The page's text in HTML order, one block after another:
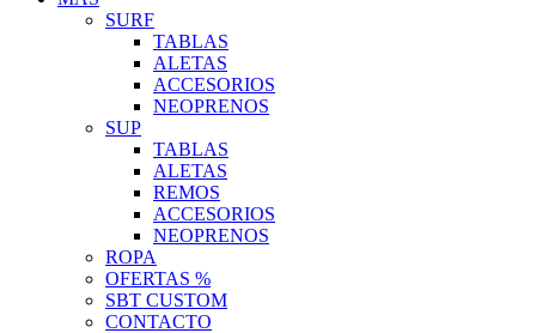
SURF
TABLAS
ALETAS
ACCESORIOS
NEOPRENOS
SUP
TABLAS
ALETAS
REMOS
ACCESORIOS
NEOPRENOS
ROPA
OFERTAS %
SBT CUSTOM
CONTACTO